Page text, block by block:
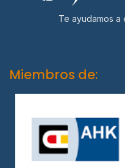
Te ayudamos a
Miembros de: